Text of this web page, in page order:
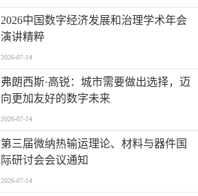
2026中国数字经济发展和治理学术年会
演讲精粹
2026-07-14
弗朗西斯·高锐：城市需要做出选择，迈
向更加友好的数字未来
2026-07-14
第三届微纳热输运理论、材料与器件国
际研讨会会议通知
2026-07-14